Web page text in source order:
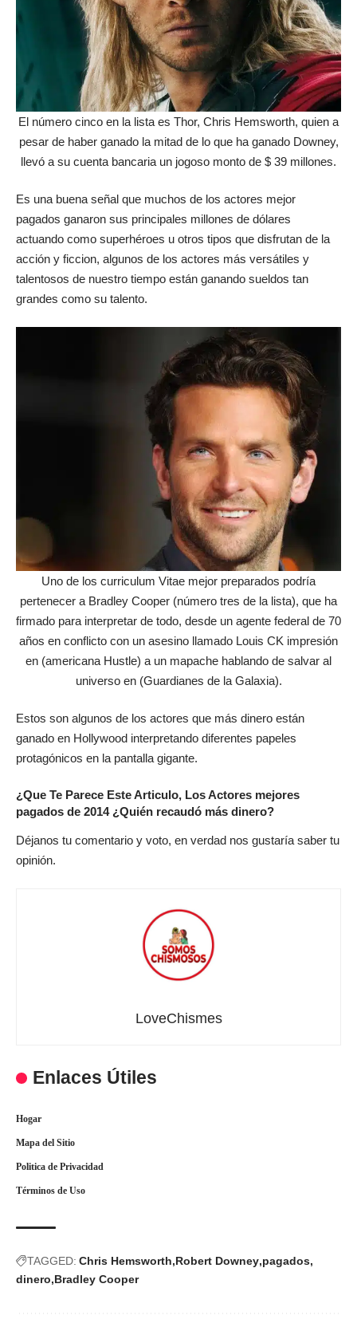
El número cinco en la lista es Thor, Chris Hemsworth, quien a
pesar de haber ganado la mitad de lo que ha ganado Downey,
llevó a su cuenta bancaria un jogoso monto de $ 39 millones.
Es una buena señal que muchos de los actores mejor
pagados ganaron sus principales millones de dólares
actuando como superhéroes u otros tipos que disfrutan de la
acción y ficcion, algunos de los actores más versátiles y
talentosos de nuestro tiempo están ganando sueldos tan
grandes como su talento.
Uno de los curriculum Vitae mejor preparados podría
pertenecer a Bradley Cooper (número tres de la lista), que ha
firmado para interpretar de todo, desde un agente federal de 70
años en conflicto con un asesino llamado Louis CK impresión
en (americana Hustle) a un mapache hablando de salvar al
universo en (Guardianes de la Galaxia).
Estos son algunos de los actores que más dinero están
ganado en Hollywood interpretando diferentes papeles
protagónicos en la pantalla gigante.
¿Que Te Parece Este Articulo, Los Actores mejores
pagados de 2014 ¿Quién recaudó más dinero?
Déjanos tu comentario y voto, en verdad nos gustaría saber tu
opinión.
LoveChismes
Enlaces Útiles
Hogar
Mapa del Sitio
Politica de Privacidad
Términos de Uso
TAGGED: Chris Hemsworth Robert Downey pagados
dinero Bradley Cooper